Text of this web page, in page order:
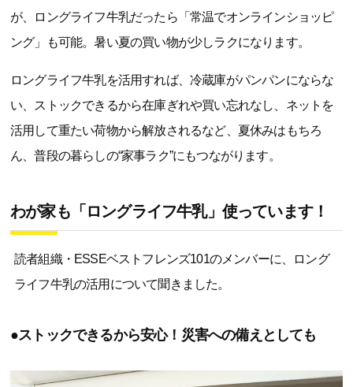
が、ロングライフ牛乳だったら「常温でオンラインショッピ
ング」も可能。暑い夏の買い物が少しラクになります。
ロングライフ牛乳を活用すれば、冷蔵庫がパンパンにならな
い、ストックできるから在庫ぎれや買い忘れなし、ネットを
活用して重たい荷物から解放されるなど、夏休みはもちろ
ん、普段の暮らしの“家事ラク”にもつながります。
わが家も「ロングライフ牛乳」使っています！
読者組織・ESSEベストフレンズ101のメンバーに、ロング
ライフ牛乳の活用について聞きました。
●ストックできるから安心！災害への備えとしても